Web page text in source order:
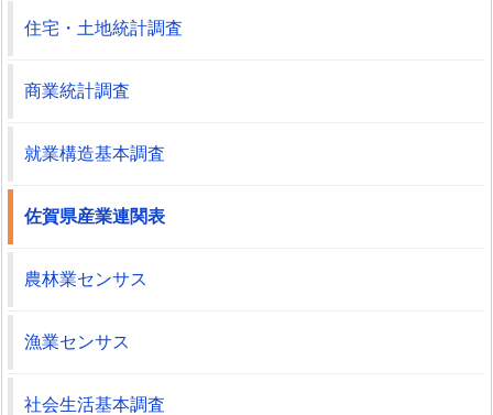
住宅・土地統計調査
商業統計調査
就業構造基本調査
佐賀県産業連関表
農林業センサス
漁業センサス
社会生活基本調査